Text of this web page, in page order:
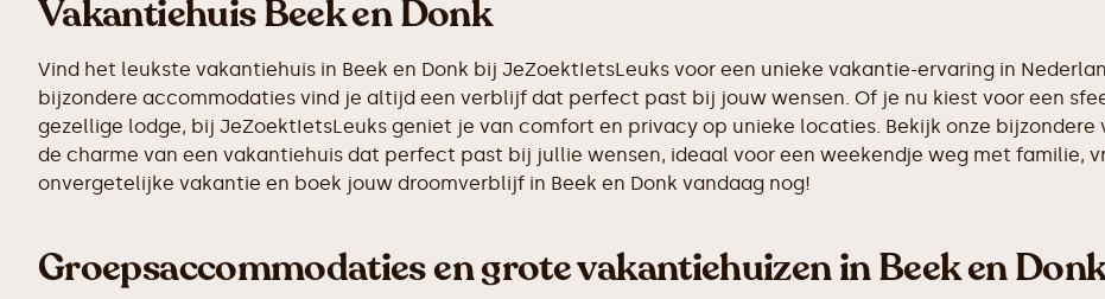
Vakantiehuis Beek en Donk
Vind het leukste vakantiehuis in Beek en Donk bij JeZoektIetsLeuks voor een unieke vakantie-ervaring in
bijzondere accommodaties vind je altijd een verblijf dat perfect past bij jouw wensen. Of je nu kiest voor een
gezellige lodge, bij JeZoektIetsLeuks geniet je van comfort en privacy op unieke locaties. Bekijk onze
de charme van een vakantiehuis dat perfect past bij jullie wensen, ideaal voor een weekendje weg met familie,
onvergetelijke vakantie en boek jouw droomverblijf in Beek en Donk vandaag nog!
Groepsaccommodaties en grote vakantiehuizen in Beek en